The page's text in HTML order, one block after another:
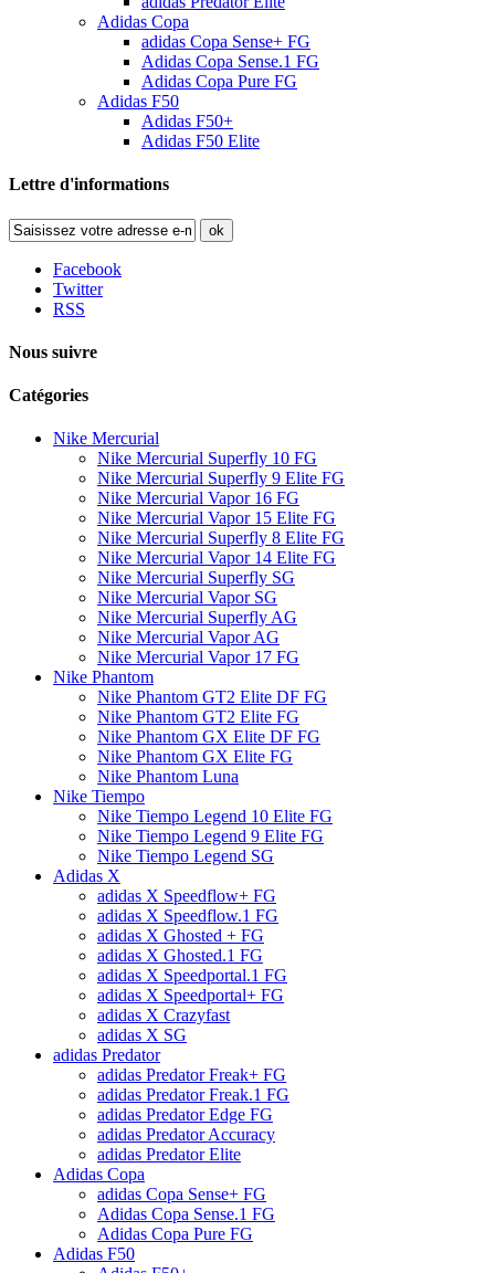
Adidas Copa
adidas Copa Sense+ FG
Adidas Copa Sense.1 FG
Adidas Copa Pure FG
Adidas F50
Adidas F50+
Adidas F50 Elite
Lettre d'informations
ok
Facebook
Twitter
RSS
Nous suivre
Catégories
Nike Mercurial
Nike Mercurial Superfly 10 FG
Nike Mercurial Superfly 9 Elite FG
Nike Mercurial Vapor 16 FG
Nike Mercurial Vapor 15 Elite FG
Nike Mercurial Superfly 8 Elite FG
Nike Mercurial Vapor 14 Elite FG
Nike Mercurial Superfly SG
Nike Mercurial Vapor SG
Nike Mercurial Superfly AG
Nike Mercurial Vapor AG
Nike Mercurial Vapor 17 FG
Nike Phantom
Nike Phantom GT2 Elite DF FG
Nike Phantom GT2 Elite FG
Nike Phantom GX Elite DF FG
Nike Phantom GX Elite FG
Nike Phantom Luna
Nike Tiempo
Nike Tiempo Legend 10 Elite FG
Nike Tiempo Legend 9 Elite FG
Nike Tiempo Legend SG
Adidas X
adidas X Speedflow+ FG
adidas X Speedflow.1 FG
adidas X Ghosted + FG
adidas X Ghosted.1 FG
adidas X Speedportal.1 FG
adidas X Speedportal+ FG
adidas X Crazyfast
adidas X SG
adidas Predator
adidas Predator Freak+ FG
adidas Predator Freak.1 FG
adidas Predator Edge FG
adidas Predator Accuracy
adidas Predator Elite
Adidas Copa
adidas Copa Sense+ FG
Adidas Copa Sense.1 FG
Adidas Copa Pure FG
Adidas F50